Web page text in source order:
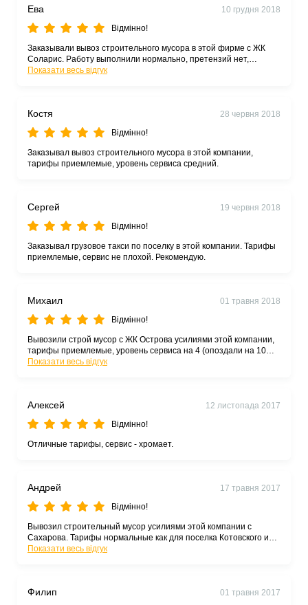
Ева
10 грудня 2018
Відмінно!
Заказывали вывоз строительного мусора в этой фирме с ЖК
Соларис. Работу выполнили нормально, претензий нет,
тарифы - лояльные. Рекомендую.
Показати весь відгук
Костя
28 червня 2018
Відмінно!
Заказывал вывоз строительного мусора в этой компании,
тарифы приемлемые, уровень сервиса средний.
Сергей
19 червня 2018
Відмінно!
Заказывал грузовое такси по поселку в этой компании. Тарифы
приемлемые, сервис не плохой. Рекомендую.
Михаил
01 травня 2018
Відмінно!
Вывозили строй мусор с ЖК Острова усилиями этой компании,
тарифы приемлемые, уровень сервиса на 4 (опоздали на 10
минут) В целом доволен.
Показати весь відгук
Алексей
12 листопада 2017
Відмінно!
Отличные тарифы, сервис - хромает.
Андрей
17 травня 2017
Відмінно!
Вывозил строительный мусор усилиями этой компании с
Сахарова. Тарифы нормальные как для поселка Котовского и
высыпают мусор на свалке, - как положено. рекомендую.
Показати весь відгук
Филип
01 травня 2017